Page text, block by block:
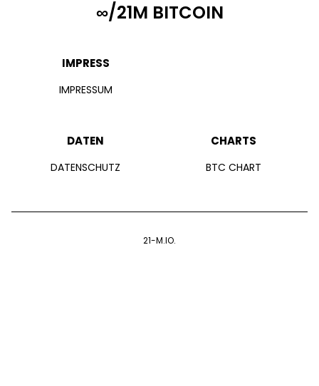
∞/21M BITCOIN
IMPRESS
IMPRESSUM
DATEN
DATENSCHUTZ
CHARTS
BTC CHART
21-M.IO